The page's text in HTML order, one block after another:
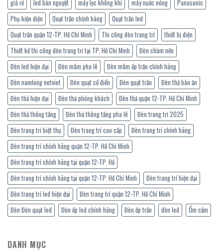
giá rẻ led bàn nguyệt máy lọc không khí máy nước nóng
Panasonic
Phụ kiện điện
Quạt trần chính hãng
Quạt trần led
Quạt trần quận 12-TP. Hồ Chí Minh
Thi công đèn trang trí
thiết bị điện
Thiết kế thi công đèn trang trí tại TP. Hồ Chí Minh
Đèn chùm nến
Đèn led hiện đại
Đèn mâm pha lê
Đèn mâm ốp trần chính hãng
Đèn namlong netviet
Đèn quạt cổ điển Đèn quạt trần
Đèn thả bàn ăn
Đèn thả hiện đại
Đèn thả phòng khách
Đèn thả quận 12-TP. Hồ Chí Minh
Đèn thả thông tầng
Đèn thả thông tầng pha lê
Đèn trang trí 2025
Đèn trang trí biệt thự
Đèn trang trí cao cấp
Đèn trang trí chính hãng
Đèn trang trí chính hãng quận 12-TP. Hồ Chí Minh
Đèn trang trí chính hãng tại quận 12-TP. Hồ
Đèn trang trí chính hãng tại quận 12-TP. Hồ Chí Minh
Đèn trang trí hiện đại
Đèn trang trí led hiện đại
Đèn trang trí quận 12-TP. Hồ Chí Minh
Đèn Đèn quạt led
Đèn ốp led chính hãng Đèn ốp trần đèn led Ổm cắm
DANH MỤC